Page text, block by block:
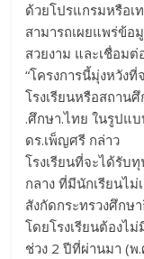
ด้วยโปรแกรมหรือเ
สามารถเผยแพร่ข้อ
สวยงาม และเชื่อม
“โครงการนี้มุ่งหวัง
โรงเรียนหรือสถาน
.ศึกษา.ไทย ในรูปแ
ดร.เพ็ญศรี กล่าว
โรงเรียนที่จะได้รับ
กลาง ที่มีนักเรียนไ
สังกัดกระทรวงศึกษ
โดยโรงเรียนต้องไ
ช่วง 2 ปีที่ผ่านมา (พ